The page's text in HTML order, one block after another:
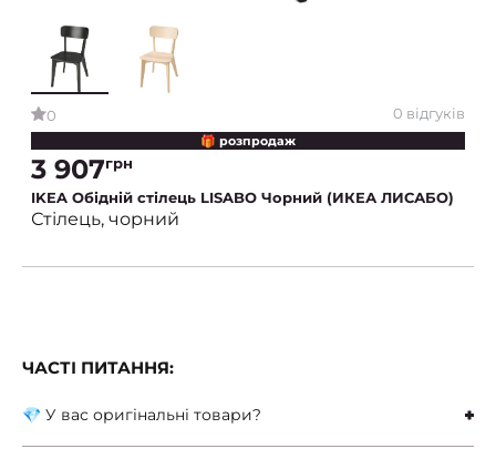
0 0 відгуків
🎁 розпродаж
3 907грн
IKEA Обідній стілець LISABO Чорний (ИКЕА ЛИСАБО)
Стілець, чорний
ЧАСТІ ПИТАННЯ:
💎 У вас оригінальні товари?